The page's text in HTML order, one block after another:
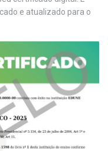
e atualizado para o